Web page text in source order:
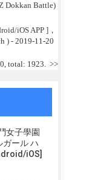
Dokkan Battle)
iOS APP ]，
)- 2019-11-20
total: 1923. >>
女子學園
ガール ハ
iOS]